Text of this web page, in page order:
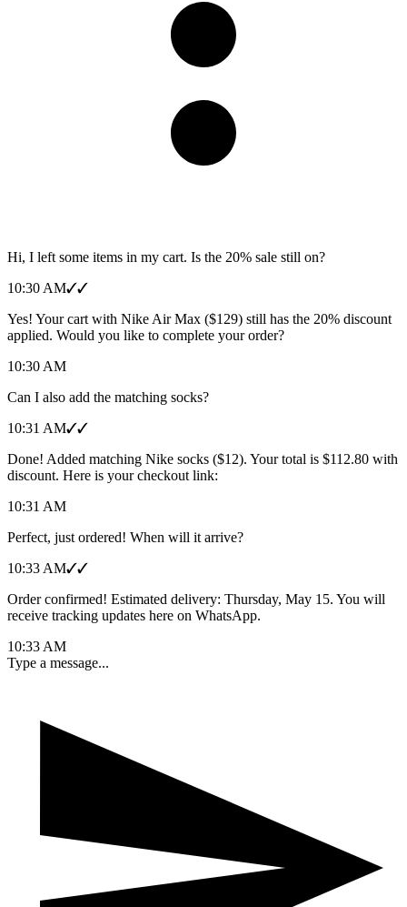
Hi, I left some items in my cart. Is the 20% sale still on?
10:30 AM✓✓
Yes! Your cart with Nike Air Max ($129) still has the 20% discount
applied. Would you like to complete your order?
10:30 AM
Can I also add the matching socks?
10:31 AM✓✓
Done! Added matching Nike socks ($12). Your total is $112.80 with
discount. Here is your checkout link:
10:31 AM
Perfect, just ordered! When will it arrive?
10:33 AM✓✓
Order confirmed! Estimated delivery: Thursday, May 15. You will
receive tracking updates here on WhatsApp.
10:33 AM
Type a message...